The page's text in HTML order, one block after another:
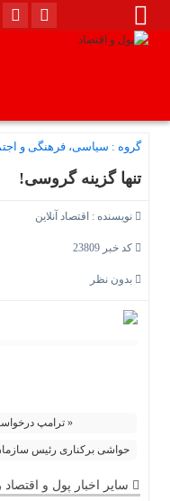
گروه : سیاسی، فرهنگی و
تنها گزینه گروسی‌!
نویسنده : اقتصاد آنلاین
کد خبر 23809
بدون نظر
« ترامپ
حواشی برکناری رئیس
سایر اخبار پول و